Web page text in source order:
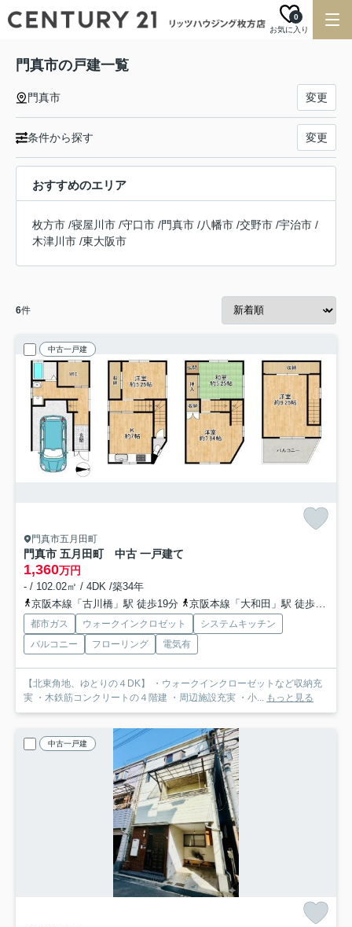
お気に入り
0
門真市の戸建一覧
門真市 変更
条件から探す 変更
おすすめのエリア
枚方市 /寝屋川市 /守口市 /門真市 /八幡市 /交野市 /宇治市 /
木津川市 /東大阪市
6件
中古一戸建
門真市五月田町
門真市 五月田町 中古 一戸建て
1,360万円
- / 102.02㎡ / 4DK /築34年
京阪本線「古川橋」駅 徒歩19分
京阪本線「大和田」駅 徒歩21分
都市ガス ウォークインクロゼット
システムキッチン
バルコニー
フローリング 電気有
【北東角地、ゆとりの４DK】 ・ウォークインクローゼットなど収納充
実 ・木鉄筋コンクリートの４階建 ・周辺施設充実 ・小... もっと見る
中古一戸建